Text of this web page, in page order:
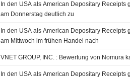
In den USA als American Depositary
am Donnerstag deutlich zu
In den USA als American Depositary
am Mittwoch im frühen Handel nach
VNET GROUP, INC. : Bewertung von
In den USA als American Depositary